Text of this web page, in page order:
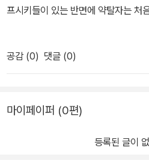
프시키들이 있는 반면에 약탈자는 처
공감 (0) 댓글 (0)
마이페이퍼 (0편)
등록된 글이